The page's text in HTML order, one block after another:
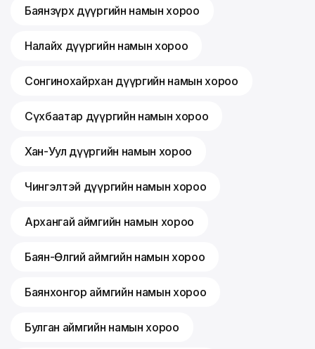
Баянзүрх дүүргийн намын хороо
Налайх дүүргийн намын хороо
Сонгинохайрхан дүүргийн намын хороо
Сүхбаатар дүүргийн намын хороо
Хан-Уул дүүргийн намын хороо
Чингэлтэй дүүргийн намын хороо
Архангай аймгийн намын хороо
Баян-Өлгий аймгийн намын хороо
Баянхонгор аймгийн намын хороо
Булган аймгийн намын хороо